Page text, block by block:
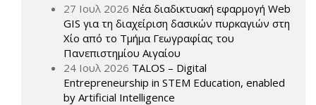
27 Ιουλ 2026 Νέα διαδικτυακή εφαρμογή Web
GIS για τη διαχείριση δασικών πυρκαγιών στη
Χίο από το Τμήμα Γεωγραφίας του
Πανεπιστημίου Αιγαίου
24 Ιουλ 2026 TALOS – Digital
Entrepreneurship in STEM Education, enabled
by Artificial Intelligence